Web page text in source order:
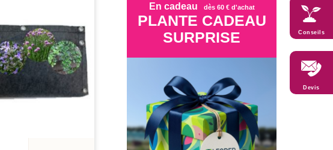
En cadeau dès 60 € d'achat
PLANTE CADEAU
SURPRISE
Conseils
Devis